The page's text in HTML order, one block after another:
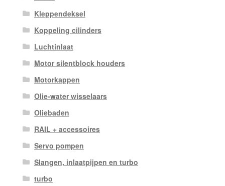
Kleppendeksel
Koppeling cilinders
Luchtinlaat
Motor silentblock houders
Motorkappen
Olie-water wisselaars
Oliebaden
RAIL + accessoires
Servo pompen
Slangen, inlaatpijpen en turbo
turbo